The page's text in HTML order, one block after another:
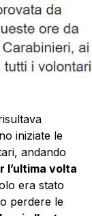
iniziate le
andando
l’ultima volta
era stato
perdere le